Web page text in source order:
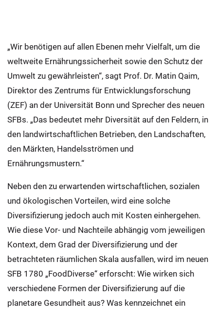
„Wir benötigen auf allen Ebenen mehr Vielfalt, um die
weltweite Ernährungssicherheit sowie den Schutz der
Umwelt zu gewährleisten“, sagt Prof. Dr. Matin Qaim,
Direktor des Zentrums für Entwicklungsforschung
(ZEF) an der Universität Bonn und Sprecher des neuen
SFBs. „Das bedeutet mehr Diversität auf den Feldern, in
den landwirtschaftlichen Betrieben, den Landschaften,
den Märkten, Handelsströmen und
Ernährungsmustern.“
Neben den zu erwartenden wirtschaftlichen, sozialen
und ökologischen Vorteilen, wird eine solche
Diversifizierung jedoch auch mit Kosten einhergehen.
Wie diese Vor- und Nachteile abhängig vom jeweiligen
Kontext, dem Grad der Diversifizierung und der
betrachteten räumlichen Skala ausfallen, wird im neuen
SFB 1780 „FoodDiverse“ erforscht: Wie wirken sich
verschiedene Formen der Diversifizierung auf die
planetare Gesundheit aus? Was kennzeichnet ein